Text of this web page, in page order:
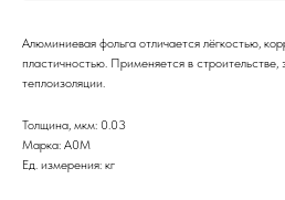
Алюминиевая фольга отличается лёгкостью,
пластичностью. Применяется в строительстве,
теплоизоляции.
Толщина, мкм: 0.03
Марка: А0М
Ед. измерения: кг